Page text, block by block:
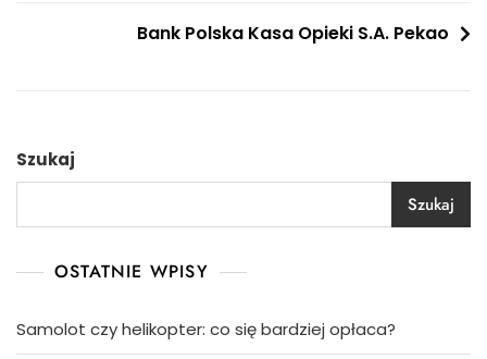
Bank Polska Kasa Opieki S.A. Pekao
Szukaj
Szukaj
OSTATNIE WPISY
Samolot czy helikopter: co się bardziej opłaca?